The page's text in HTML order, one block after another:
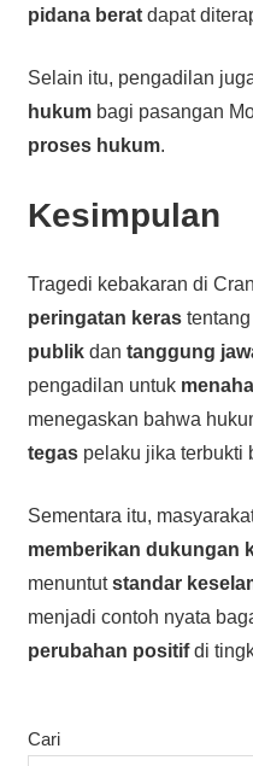
pidana beratdapat
Selain itu, pengadilan
hukumbagi pasangan
proses hukum.
Kesimpulan
Tragedi kebakaran di
peringatan kerastentang
publikdan tanggung
pengadilan untuk
menegaskan bahwa
tegaspelaku jika terbukti
Sementara itu,
memberikan dukungan
menuntutstandar
menjadi contoh nyata
perubahan positifdi
Cari